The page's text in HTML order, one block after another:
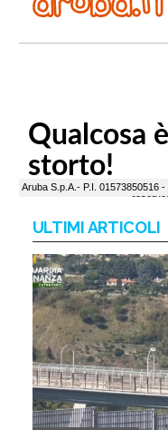
ULTIMI ARTICOLI